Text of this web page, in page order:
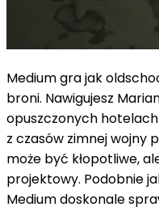
Medium gra jak
broni. Nawigujesz
opuszczonych
z czasów zimnej wojny
może być kłopotliwe,
projektowy. Podobnie
Medium doskonale